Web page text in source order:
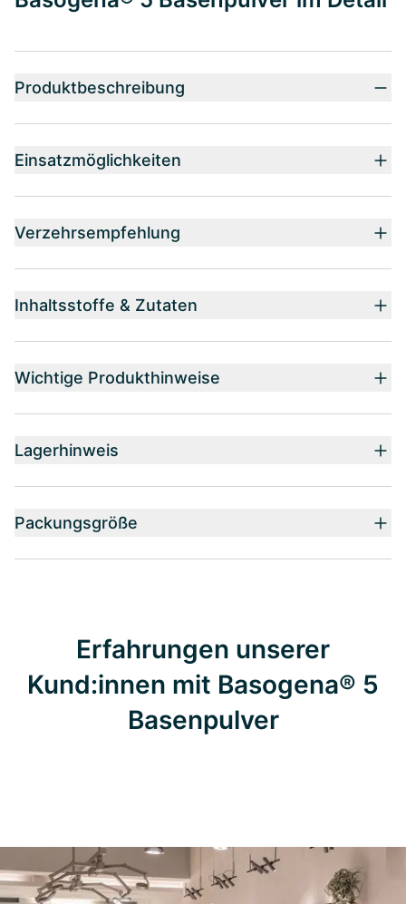
Produktbeschreibung
Einsatzmöglichkeiten
Verzehrsempfehlung
Inhaltsstoffe & Zutaten
Wichtige Produkthinweise
Lagerhinweis
Packungsgröße
Erfahrungen unserer
Kund:innen mit Basogena® 5
Basenpulver